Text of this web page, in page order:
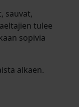
sauvat,
tulee
sopivia
alkaen.